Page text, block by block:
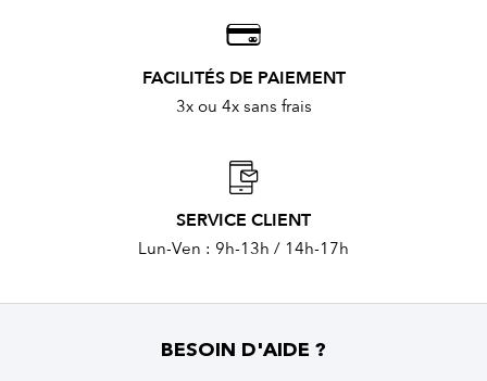
FACILITÉS DE PAIEMENT
3x ou 4x sans frais
SERVICE CLIENT
Lun-Ven : 9h-13h / 14h-17h
BESOIN D'AIDE ?